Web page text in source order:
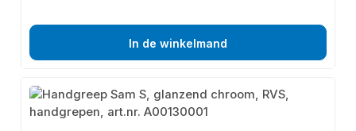
In de winkelmand